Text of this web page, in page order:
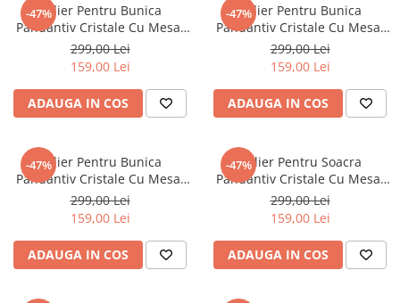
-47%Colier Pentru Bunica
Pandantiv Cristale Cu Mesaj
De La Nepoata
299,00 Lei
159,00 Lei
ADAUGA IN COS
-47%Colier Pentru Bunica
Pandantiv Cristale Cu Mesaj
De La Nepot
299,00 Lei
159,00 Lei
ADAUGA IN COS
-47%Colier Pentru Bunica
Pandantiv Cristale Cu Mesaj
De La Nepot
299,00 Lei
159,00 Lei
ADAUGA IN COS
-47%Colier Pentru Soacra
Pandantiv Cristale Cu Mesaj
De La Nora
299,00 Lei
159,00 Lei
ADAUGA IN COS